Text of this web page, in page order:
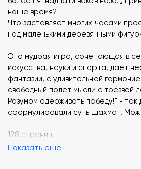
наше время?
Что заставляет многих часами
над маленькими деревянными
Это мудрая игра, сочетающая в
искусства, науки и спорта, дает
фантазии, с удивительной
свободный полет мысли с трезвой
Разумом одерживать победу!" -
сформулировали суть шахмат.
128 страниц.
Показать еще